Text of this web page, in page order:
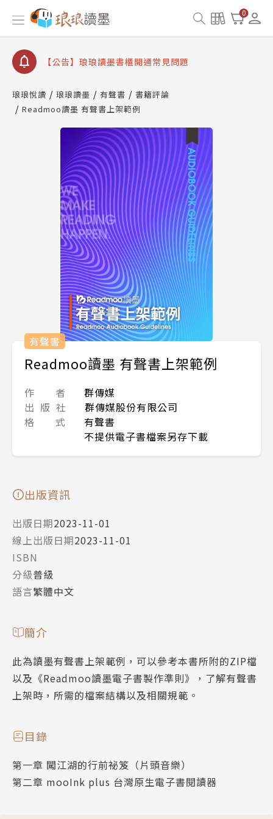
0
【公告】琅琅書店服務升級重要說明及資產合併結果
查詢
【公告】琅琅讀墨數位閱讀資產合併與書櫃開通申請
【公告】琅琅讀墨書櫃開通常見問題
請圖文教學
【公告】琅琅書店服務升級重要說明及資產合併結果
查詢
【公告】琅琅讀墨數位閱讀資產合併與書櫃開通申請
琅琅悅讀 琅琅讀墨 有聲書
書籍評論
Readmoo讀墨 有聲書上架範例
有聲書
Readmoo讀墨 有聲書上架範例
作 者
群傳媒
出 版 社
群傳媒股份有限公司
格 式
有聲書
不提供電子書檔案另存下載
出版資訊
出版日期2023-11-01
線上出版日期2023-11-01
ISBN
分級普級
語言繁體中文
簡介
此為讀墨有聲書上架範例，可以參考本書所附的ZIP檔
以及《Readmoo讀墨電子書製作準則》，了解有聲書
上架時，所需的檔案結構以及相關規範。
目錄
第一章 闖江湖的行前祕笈（片頭音樂）
第二章 mooInk plus 台灣原生電子書閱讀器